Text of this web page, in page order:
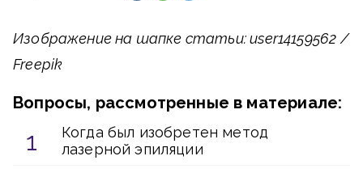
Изображение на шапке статьи: user14159562 /
Freepik
Вопросы, рассмотренные в материале:
Когда был изобретен метод
лазерной эпиляции